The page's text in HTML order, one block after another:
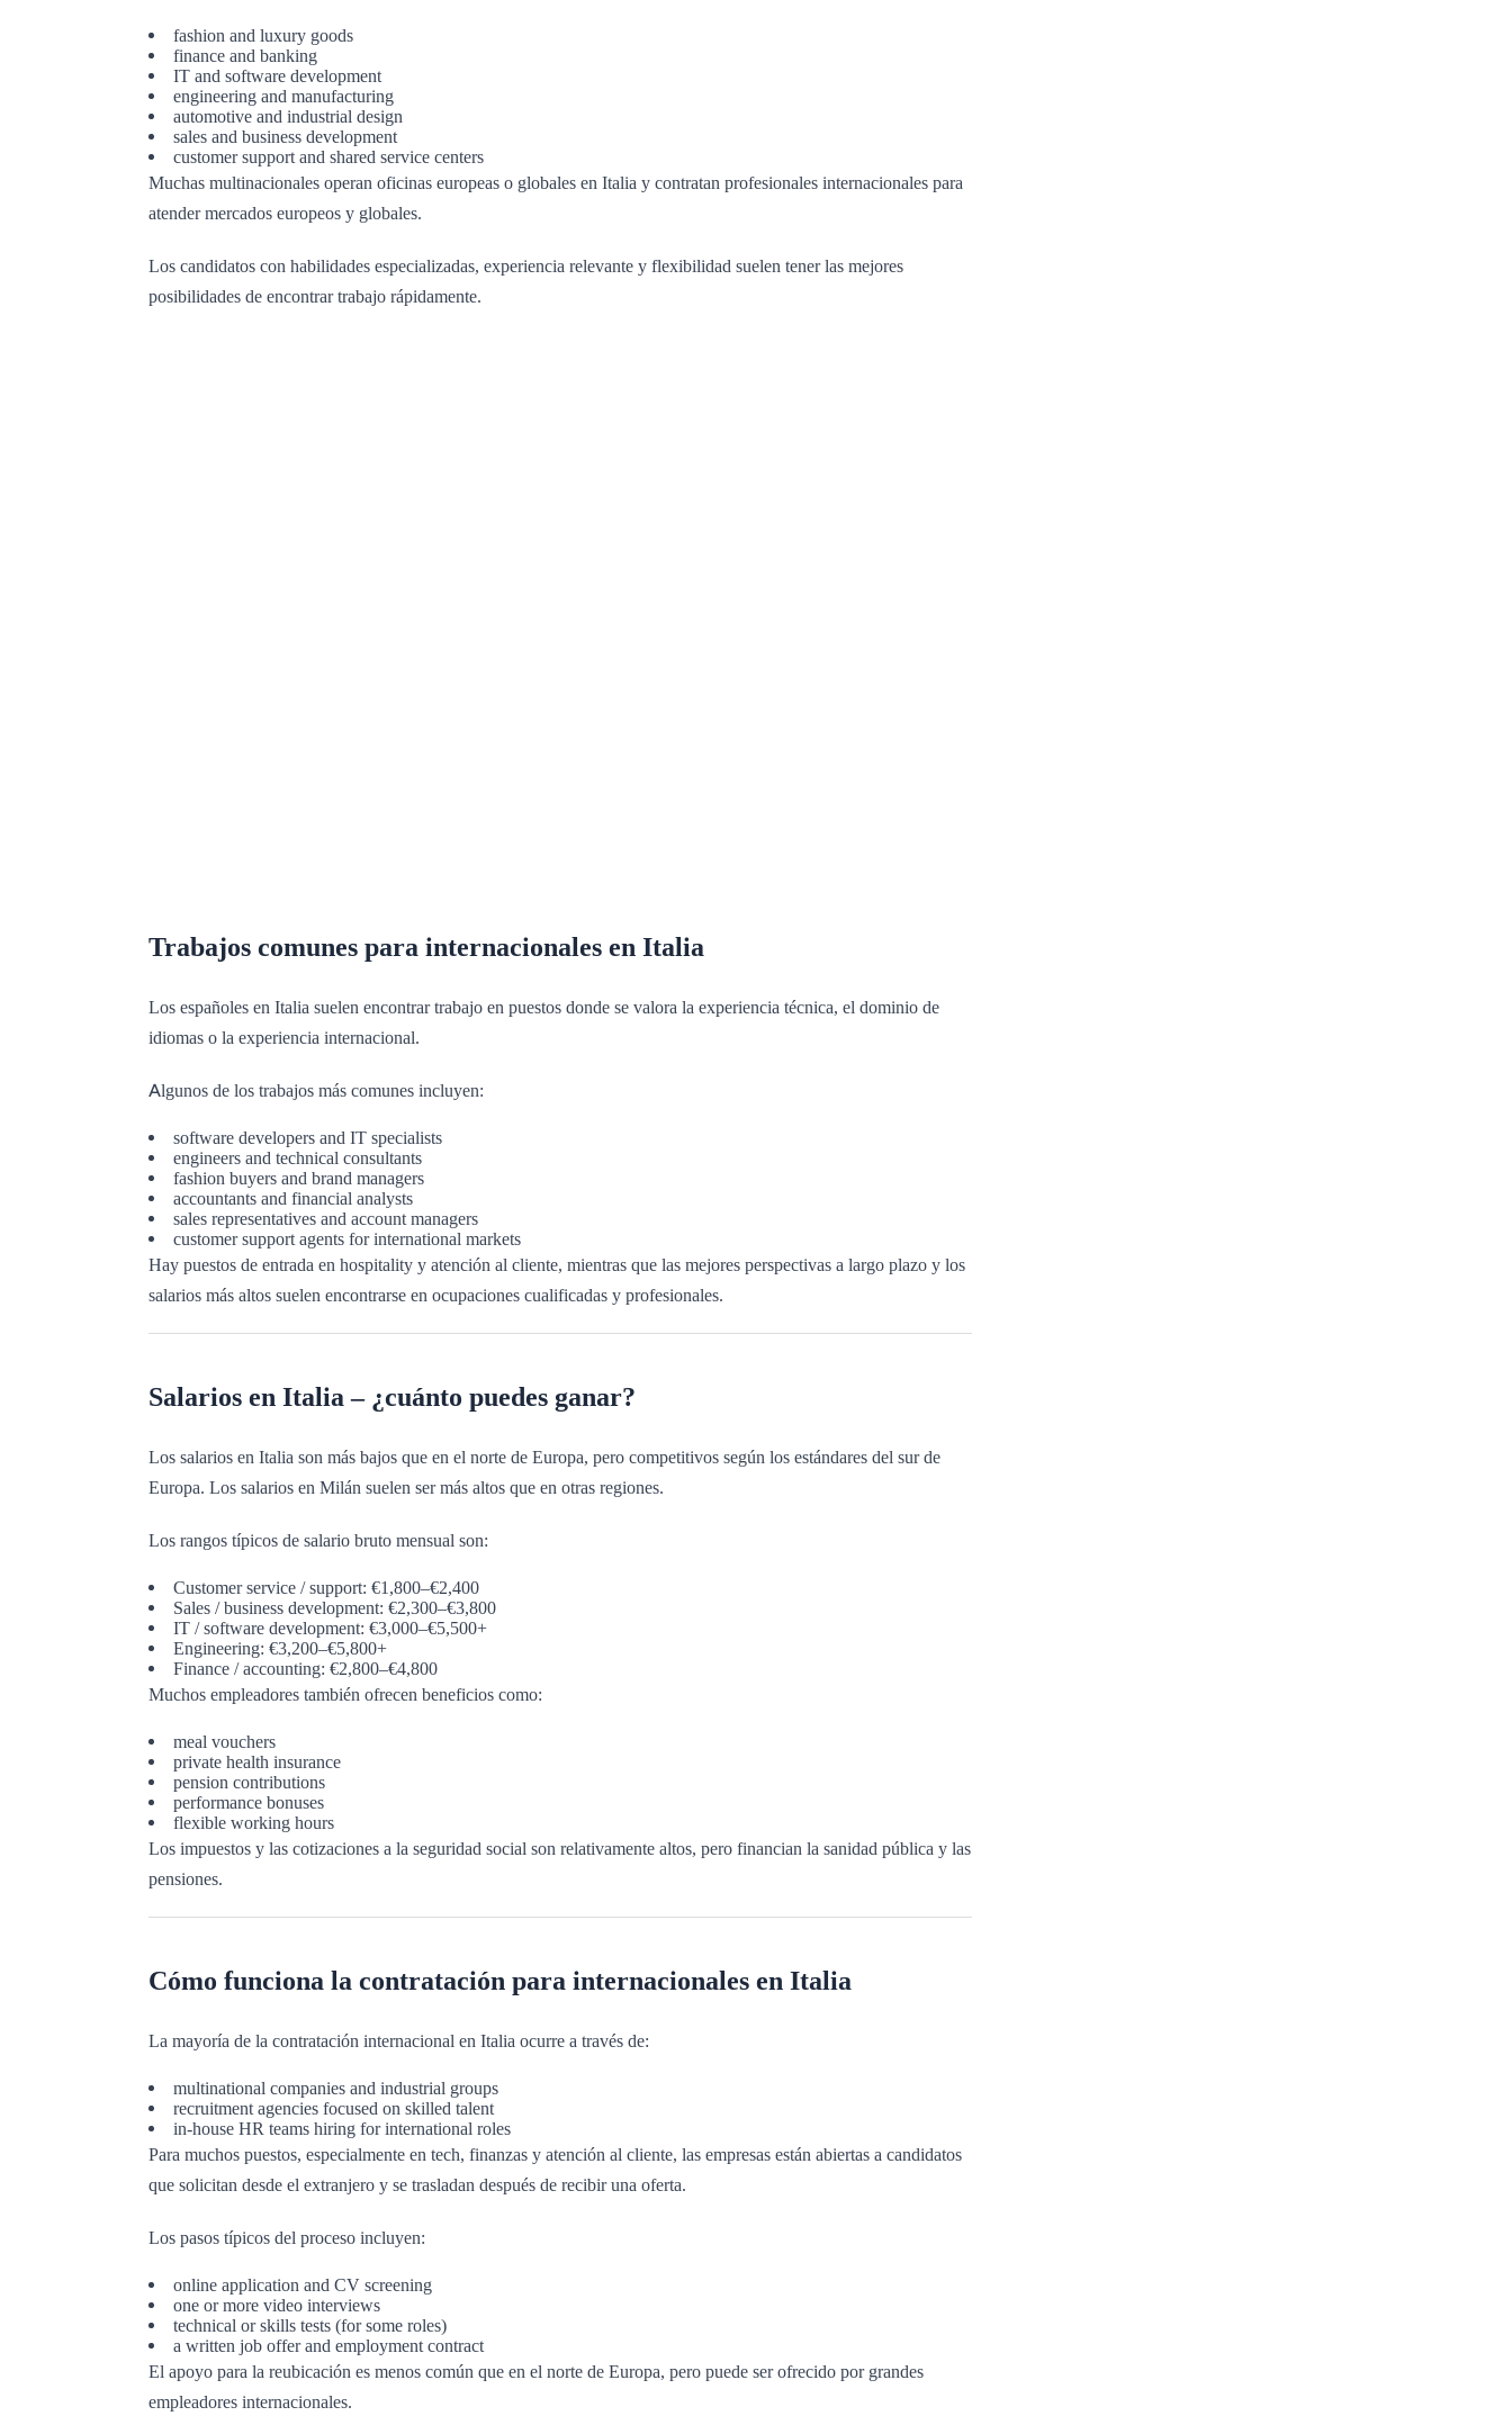
fashion and luxury goods
finance and banking
IT and software development
engineering and manufacturing
automotive and industrial design
sales and business development
customer support and shared service centers
Muchas multinacionales operan oficinas europeas o globales en Italia y contratan profesionales internacionales para
atender mercados europeos y globales.
Los candidatos con habilidades especializadas, experiencia relevante y flexibilidad suelen tener las mejores
posibilidades de encontrar trabajo rápidamente.
Trabajos comunes para internacionales en Italia
Los españoles en Italia suelen encontrar trabajo en puestos donde se valora la experiencia técnica, el dominio de
idiomas o la experiencia internacional.
Algunos de los trabajos más comunes incluyen:
software developers and IT specialists
engineers and technical consultants
fashion buyers and brand managers
accountants and financial analysts
sales representatives and account managers
customer support agents for international markets
Hay puestos de entrada en hospitality y atención al cliente, mientras que las mejores perspectivas a largo plazo y los
salarios más altos suelen encontrarse en ocupaciones cualificadas y profesionales.
Salarios en Italia – ¿cuánto puedes ganar?
Los salarios en Italia son más bajos que en el norte de Europa, pero competitivos según los estándares del sur de
Europa. Los salarios en Milán suelen ser más altos que en otras regiones.
Los rangos típicos de salario bruto mensual son:
Customer service / support: €1,800–€2,400
Sales / business development: €2,300–€3,800
IT / software development: €3,000–€5,500+
Engineering: €3,200–€5,800+
Finance / accounting: €2,800–€4,800
Muchos empleadores también ofrecen beneficios como:
meal vouchers
private health insurance
pension contributions
performance bonuses
flexible working hours
Los impuestos y las cotizaciones a la seguridad social son relativamente altos, pero financian la sanidad pública y las
pensiones.
Cómo funciona la contratación para internacionales en Italia
La mayoría de la contratación internacional en Italia ocurre a través de:
multinational companies and industrial groups
recruitment agencies focused on skilled talent
in-house HR teams hiring for international roles
Para muchos puestos, especialmente en tech, finanzas y atención al cliente, las empresas están abiertas a candidatos
que solicitan desde el extranjero y se trasladan después de recibir una oferta.
Los pasos típicos del proceso incluyen:
online application and CV screening
one or more video interviews
technical or skills tests (for some roles)
a written job offer and employment contract
El apoyo para la reubicación es menos común que en el norte de Europa, pero puede ser ofrecido por grandes
empleadores internacionales.